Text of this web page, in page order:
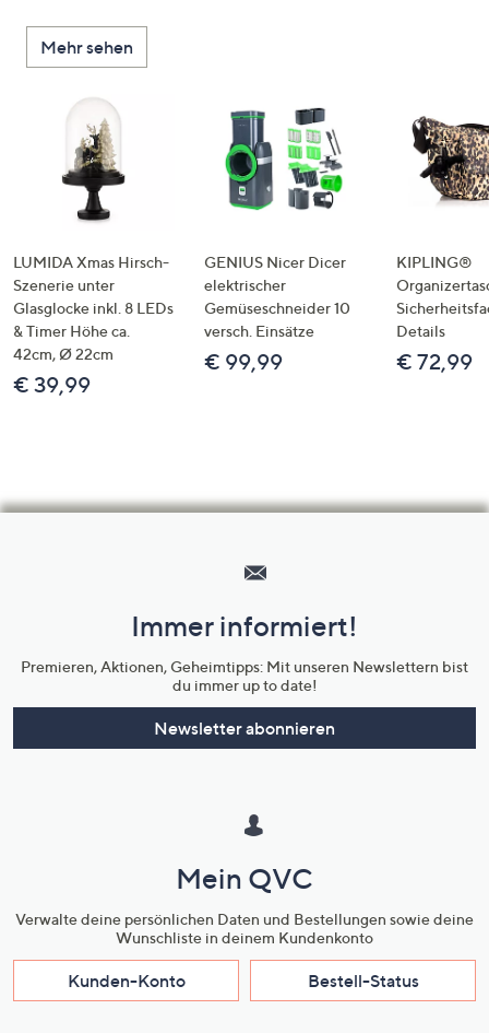
Mehr sehen
LUMIDA Xmas Hirsch-
Szenerie unter
Glasglocke inkl. 8 LEDs
& Timer Höhe ca.
42cm, Ø 22cm
€ 39,99
GENIUS Nicer Dicer
elektrischer
Gemüseschneider 10
versch. Einsätze
€ 99,99
KIPLING®
Details
€ 72,99
Unternehmensinformationen
Immer informiert!
Premieren, Aktionen, Geheimtipps: Mit unseren Newslettern bist
du immer up to date!
Newsletter abonnieren
Mein QVC
Verwalte deine persönlichen Daten und Bestellungen sowie deine
Wunschliste in deinem Kundenkonto
Kunden-Konto Bestell-Status